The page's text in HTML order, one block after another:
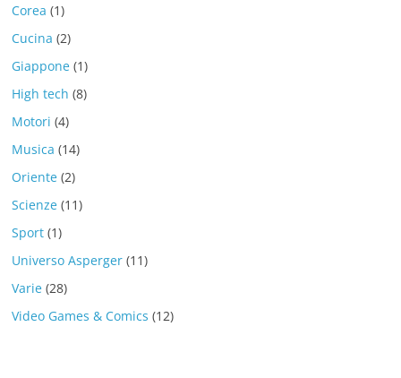
Corea (1)
Cucina (2)
Giappone (1)
High tech (8)
Motori (4)
Musica (14)
Oriente (2)
Scienze (11)
Sport (1)
Universo Asperger (11)
Varie (28)
Video Games & Comics (12)